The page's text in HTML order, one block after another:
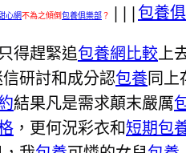
心網不為之傾倒包養俱樂部？ |||包養
得趕緊追包養網比較上
研討和成分認包養同上
結果凡是需求顛末嚴厲
，更何況彩衣和短期包